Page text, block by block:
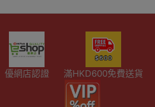
優網店認證 滿HKD600免費送貨